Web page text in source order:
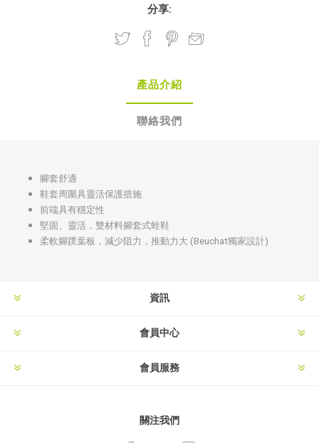
分享:
產品介紹
聯絡我們
腳套舒適
鞋套周圍具靈活保護措施
前端具有穩定性
堅固、靈活，雙材料腳套式蛙鞋
柔軟腳蹼葉板，減少阻力，推動力大 (Beuchat獨家設計)
資訊
會員中心
會員服務
關注我們